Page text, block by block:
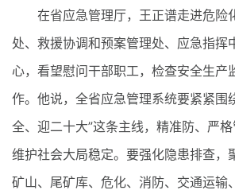
在省应急管理厅，王正谱走进危险
处、救援协调和预案管理处、应急指挥
心，看望慰问干部职工，检查安全生产
作。他说，全省应急管理系统要紧紧围
全、迎二十大”这条主线，精准防、严
维护社会大局稳定。要强化隐患排查，
矿山、尾矿库、危化、消防、交通运输